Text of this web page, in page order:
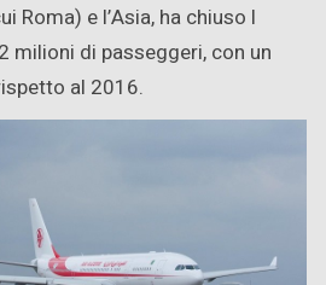
Roma) e l’Asia, ha chiuso l
milioni di passeggeri, con un
al 2016.